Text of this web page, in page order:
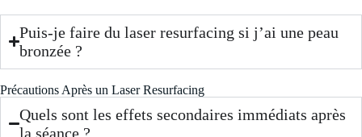
Puis-je faire du laser resurfacing si j’ai une peau
bronzée ?
Précautions Après un Laser Resurfacing
Quels sont les effets secondaires immédiats après
la séance ?